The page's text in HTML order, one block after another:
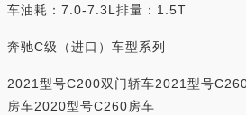
车油耗：7.0-7.3L排量：1.5T
奔驰C级（进口）车型系列
2021型号C200双门轿车2021型号
房车2020型号C260房车